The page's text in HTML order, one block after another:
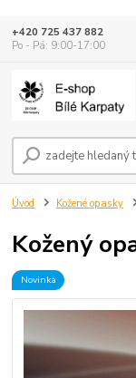
+420 725 437 882
Po - Pá: 9:00-17:00
Úvod Kožené opasky
Kožený
Novinka